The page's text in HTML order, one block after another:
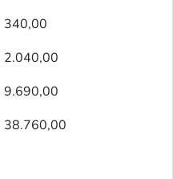
340,00
2.040,00
9.690,00
38.760,00